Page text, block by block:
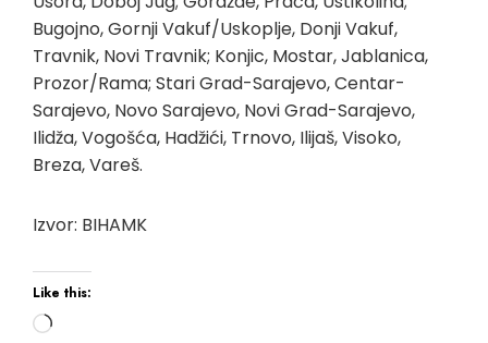
Bugojno, Gornji Vakuf/Uskoplje, Donji Vakuf,
Travnik, Novi Travnik; Konjic, Mostar, Jablanica,
Prozor/Rama; Stari Grad-Sarajevo, Centar-
Sarajevo, Novo Sarajevo, Novi Grad-Sarajevo,
Ilidža, Vogošća, Hadžići, Trnovo, Ilijaš, Visoko,
Breza, Vareš.
Izvor: BIHAMK
Like this:
Loading…